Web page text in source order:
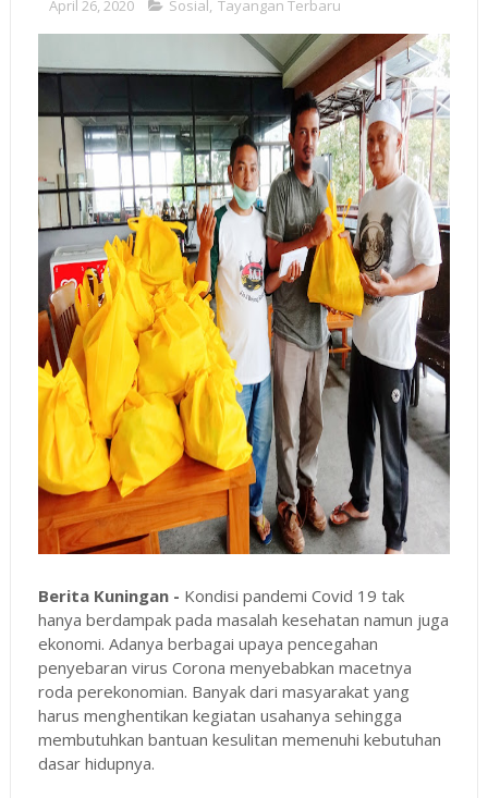
April 26, 2020 Sosial Tayangan Terbaru
Berita Kuningan - Kondisi pandemi Covid 19 tak
hanya berdampak pada masalah kesehatan namun juga
ekonomi. Adanya berbagai upaya pencegahan
penyebaran virus Corona menyebabkan macetnya
roda perekonomian. Banyak dari masyarakat yang
harus menghentikan kegiatan usahanya sehingga
membutuhkan bantuan kesulitan memenuhi kebutuhan
dasar hidupnya.